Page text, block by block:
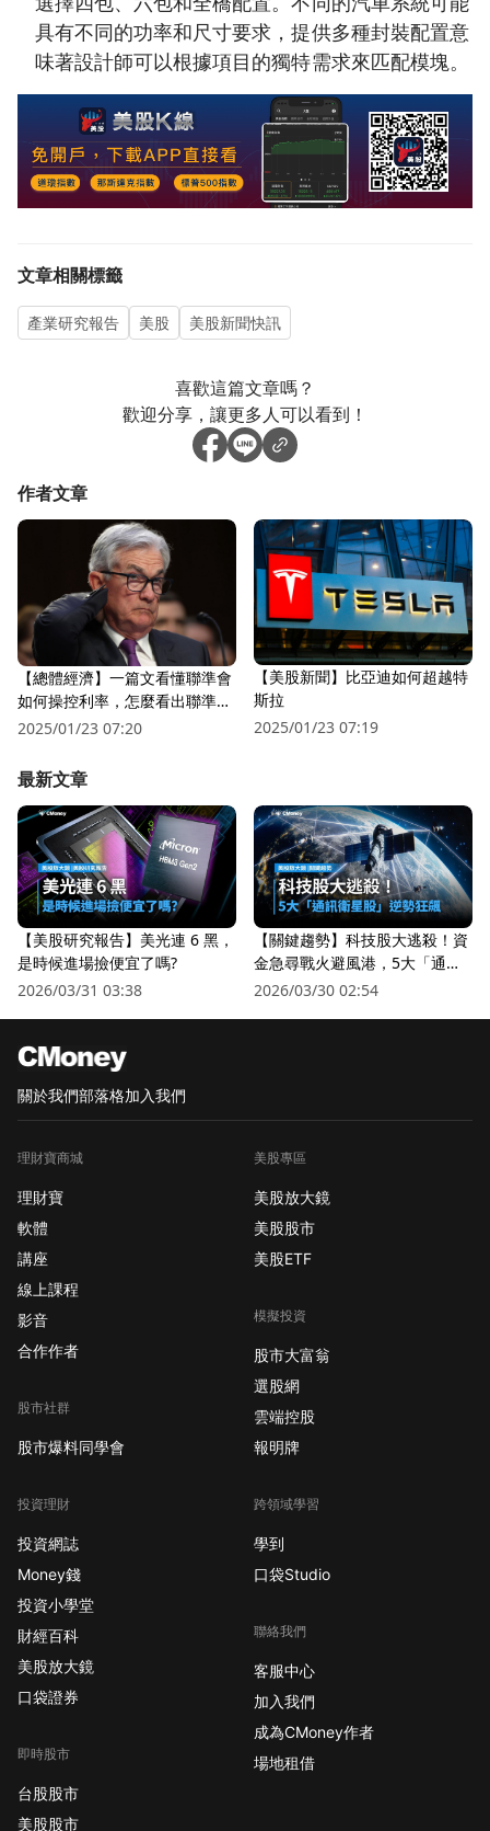
具有不同的功率和尺寸要求，提供多種封裝配置意
味著設計師可以根據項目的獨特需求來匹配模塊。
文章相關標籤
產業研究報告 美股 美股新聞快訊
喜歡這篇文章嗎？
歡迎分享，讓更多人可以看到！
作者文章
【總體經濟】一篇文看懂聯準會
如何操控利率，怎麼看出聯準會
不得不降息?
2025/01/23 07:20
【美股新聞】比亞迪如何超越特
斯拉
2025/01/23 07:19
最新文章
【美股研究報告】美光連 6 黑，
是時候進場撿便宜了嗎?
2026/03/31 03:38
【關鍵趨勢】科技股大逃殺！資
金急尋戰火避風港，5大「通訊
衛星股」逆勢狂飆
2026/03/30 02:54
關於我們部落格加入我們
理財寶商城
理財寶
軟體
講座
線上課程
影音
合作作者
股市社群
股市爆料同學會
投資理財
投資網誌
Money錢
投資小學堂
財經百科
美股放大鏡
口袋證券
即時股市
台股股市
美股股市
美股專區
美股放大鏡
美股股市
美股ETF
模擬投資
股市大富翁
選股網
雲端控股
報明牌
跨領域學習
學到
口袋Studio
聯絡我們
客服中心
加入我們
成為CMoney作者
場地租借